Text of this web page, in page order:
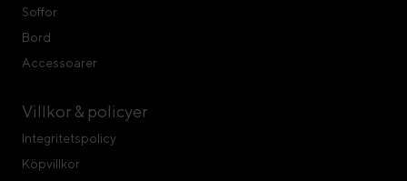
Soffor
Bord
Accessoarer
Villkor & policyer
Integritetspolicy
Köpvillkor